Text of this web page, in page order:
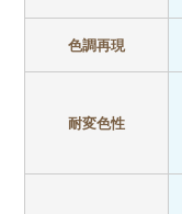
色調再現
耐変色性